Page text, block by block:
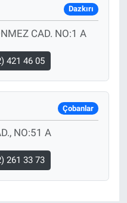
Dazkırı
CAD. NO:1 A
421 46 05
Çobanlar
NO:51 A
261 33 73